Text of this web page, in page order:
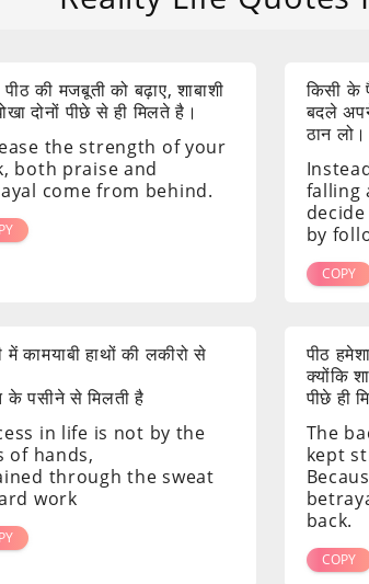
की मजबूती को बढ़ाए, शाबाशी
दोनों पीछे से ही मिलते है।
the strength of your
both praise and
come from behind.
किसी के
बदले
ठान लो।
falling
by
COPY
में कामयाबी हाथों की लकीरो से
के पसीने से मिलती है
in life is not by the
of hands,
through the sweat
work
पीठ
क्योंकि
पीछे ही
The
kept
back.
COPY